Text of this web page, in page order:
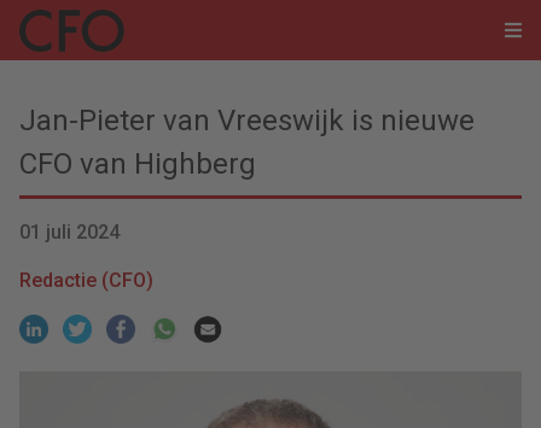
Jan-Pieter van Vreeswijk is nieuwe
CFO van Highberg
01 juli 2024
Redactie (CFO)